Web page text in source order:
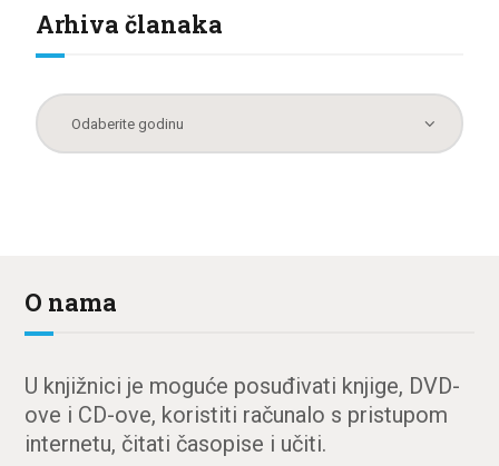
Arhiva članaka
O nama
U knjižnici je moguće posuđivati knjige, DVD-
ove i CD-ove, koristiti računalo s pristupom
internetu, čitati časopise i učiti.